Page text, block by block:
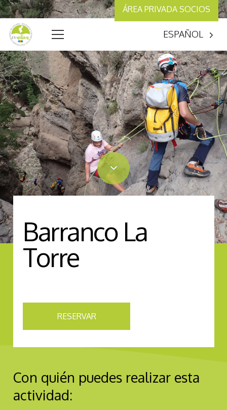
ÁREA PRIVADA SOCIOS
ESPAÑOL
Barranco La
Torre
RESERVAR
Con quién puedes realizar esta
actividad: